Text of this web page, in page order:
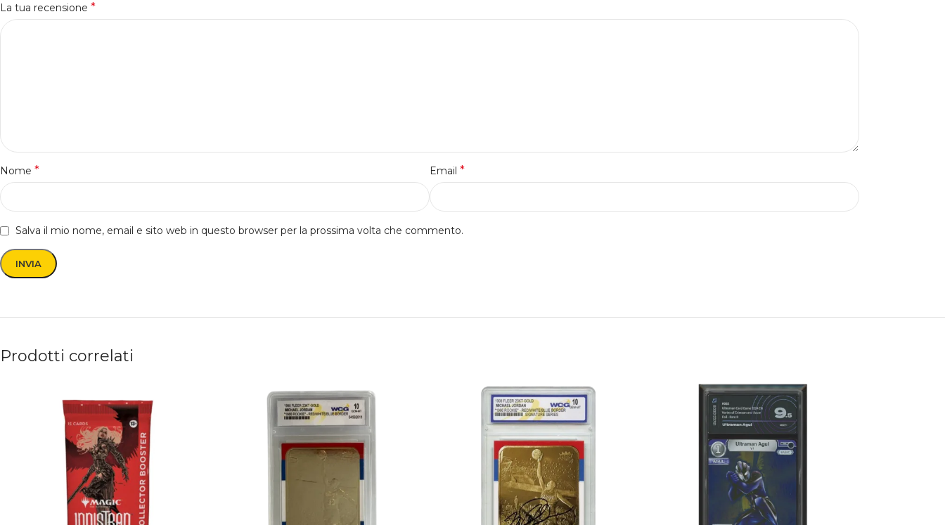
La tua recensione *
Nome * Email *
Salva il mio nome, email e sito web in questo browser per la prossima volta che commento.
Prodotti correlati